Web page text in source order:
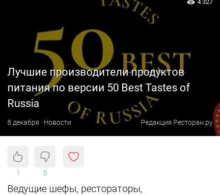
Лучшие производители продуктов
питания по версии 50 Best Tastes of
Russia
8 декабря · Новости Редакция Ресторан.ру
4 327
1 0
Ведущие шефы, рестораторы,